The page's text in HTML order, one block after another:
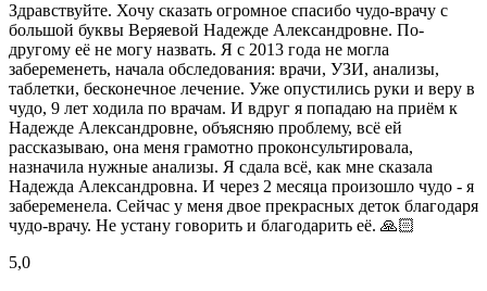
Здравствуйте. Хочу сказать огромное спасибо чудо-врачу с
большой буквы Веряевой Надежде Александровне. По-
другому её не могу назвать. Я с 2013 года не могла
забеременеть, начала обследования: врачи, УЗИ​, анализы​,
таблетки, бесконечное лечение. Уже опустились руки и веру в
чудо, 9 лет ходила по врачам. И вдруг я попадаю на приём к
Надежде Александровне, объясняю проблему, всё ей
рассказываю, она меня грамотно проконсультировала,
назначила нужные анализы. Я сдала всё, как мне сказала
Надежда Александровна. И через 2 месяца произошло чудо - я
забеременела. Сейчас у меня двое прекрасных деток благодаря
чудо-врачу. Не устану говорить и благодарить её. 🙏🏻
5,0